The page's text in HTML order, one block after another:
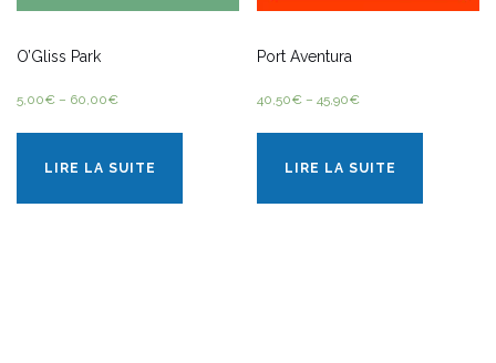
O’Gliss Park
5,00€ – 60,00€
LIRE LA SUITE
Port Aventura
40,50€ –45,90€
LIRE LA SUITE